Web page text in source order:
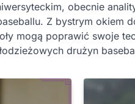
obecnie
Z bystrym okiem
mogą poprawić swoje
drużyn